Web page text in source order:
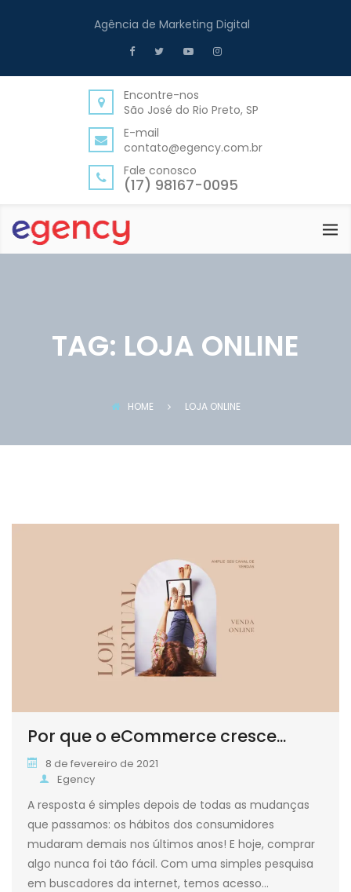
Agência de Marketing Digital
Encontre-nos
São José do Rio Preto, SP
E-mail
contato@egency.com.br
Fale conosco
(17) 98167-0095
TAG: LOJA ONLINE
HOME LOJA ONLINE
Por que o eCommerce cresce...
8 de fevereiro de 2021
Egency
A resposta é simples depois de todas as mudanças
que passamos: os hábitos dos consumidores
mudaram demais nos últimos anos! E hoje, comprar
algo nunca foi tão fácil. Com uma simples pesquisa
em buscadores da internet, temos acesso…